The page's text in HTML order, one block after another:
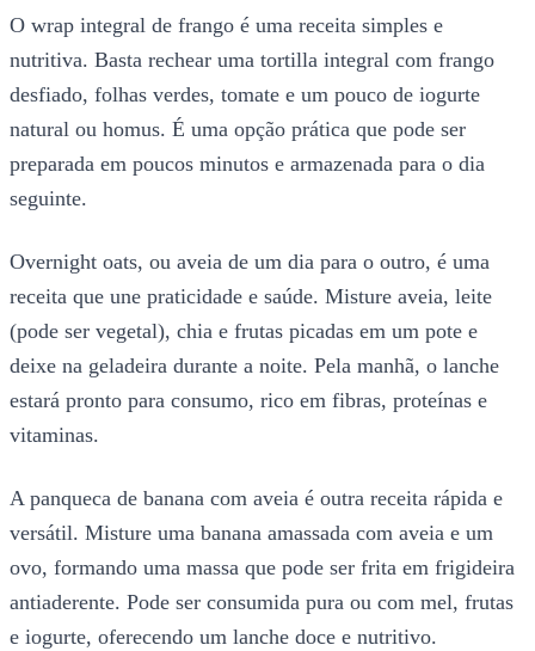
O wrap integral de frango é uma receita simples e
nutritiva. Basta rechear uma tortilla integral com frango
desfiado, folhas verdes, tomate e um pouco de iogurte
natural ou homus. É uma opção prática que pode ser
preparada em poucos minutos e armazenada para o dia
seguinte.
Overnight oats, ou aveia de um dia para o outro, é uma
receita que une praticidade e saúde. Misture aveia, leite
(pode ser vegetal), chia e frutas picadas em um pote e
deixe na geladeira durante a noite. Pela manhã, o lanche
estará pronto para consumo, rico em fibras, proteínas e
vitaminas.
A panqueca de banana com aveia é outra receita rápida e
versátil. Misture uma banana amassada com aveia e um
ovo, formando uma massa que pode ser frita em frigideira
antiaderente. Pode ser consumida pura ou com mel, frutas
e iogurte, oferecendo um lanche doce e nutritivo.